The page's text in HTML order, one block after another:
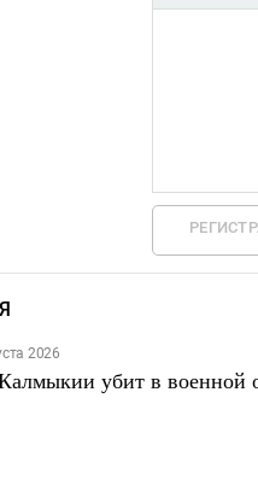
2026
убит в военной